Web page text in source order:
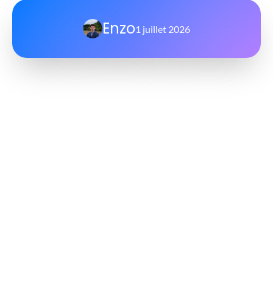
Enzo1 juillet 2026